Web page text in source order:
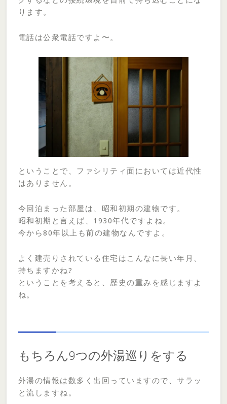
ります。
電話は公衆電話ですよ〜。
ということで、ファシリティ面においては近代性
はありません。
今回泊まった部屋は、昭和初期の建物です。
昭和初期と言えば、1930年代ですよね。
今から80年以上も前の建物なんですよ。
よく建売りされている住宅はこんなに長い年月、
持ちますかね?
ということを考えると、歴史の重みを感じますよ
ね。
もちろん9つの外湯巡りをする
外湯の情報は数多く出回っていますので、サラッ
と流しますね。